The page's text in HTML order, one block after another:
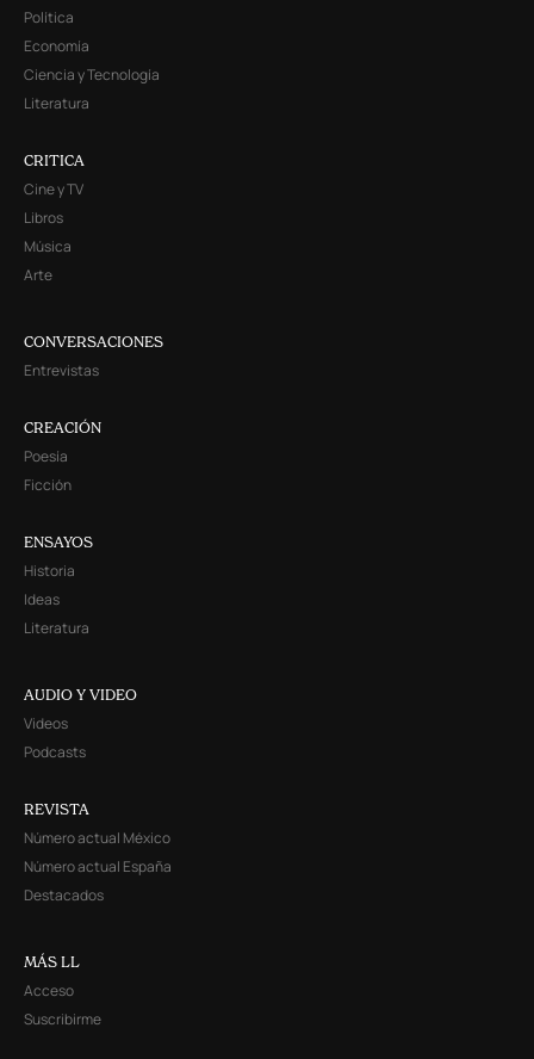
Política
Economía
Ciencia y Tecnología
Literatura
CRITICA
Cine y TV
Libros
Música
Arte
CONVERSACIONES
Entrevistas
CREACIÓN
Poesía
Ficción
ENSAYOS
Historia
Ideas
Literatura
AUDIO Y VIDEO
Videos
Podcasts
REVISTA
Número actual México
Número actual España
Destacados
MÁS LL
Acceso
Suscribirme